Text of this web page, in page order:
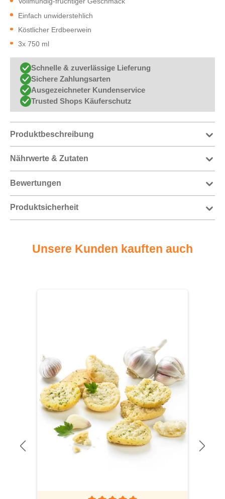
Einfach unwiderstehlich
Köstlicher Erdbeerwein
3x 750 ml
Schnelle & zuverlässige Lieferung
Sichere Zahlungsarten
Ausgezeichneter Kundenservice
Trusted Shops Käuferschutz
Produktbeschreibung
Nährwerte & Zutaten
Bewertungen
Produktsicherheit
Unsere Kunden kauften auch